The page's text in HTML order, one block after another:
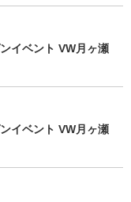
イベント VW月ヶ瀬
イベント VW月ヶ瀬